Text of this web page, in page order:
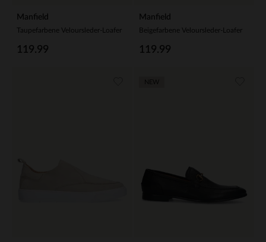
Manfield
Taupefarbene Veloursleder-Loafer
119.99
Manfield
Beigefarbene Veloursleder-Loafer
119.99